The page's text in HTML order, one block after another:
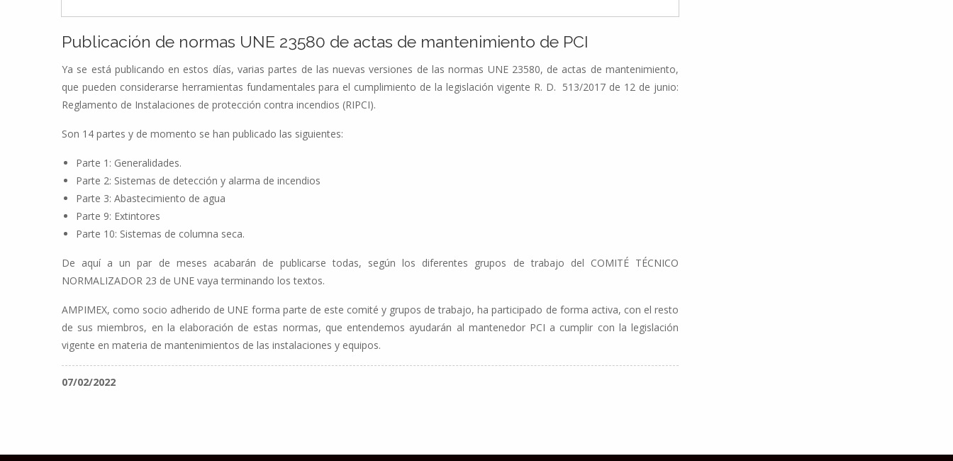
Publicación de normas UNE 23580 de actas de mantenimiento de PCI
Ya se está publicando en estos días, varias partes de las nuevas versiones de las normas UNE 23580, de actas de mantenimiento,
que pueden considerarse herramientas fundamentales para el cumplimiento de la legislación vigente R. D. 513/2017 de 12 de junio:
Reglamento de Instalaciones de protección contra incendios (RIPCI).
Son 14 partes y de momento se han publicado las siguientes:
Parte 1: Generalidades.
Parte 2: Sistemas de detección y alarma de incendios
Parte 3: Abastecimiento de agua
Parte 9: Extintores
Parte 10: Sistemas de columna seca.
De aquí a un par de meses acabarán de publicarse todas, según los diferentes grupos de trabajo del COMITÉ TÉCNICO
NORMALIZADOR 23 de UNE vaya terminando los textos.
AMPIMEX, como socio adherido de UNE forma parte de este comité y grupos de trabajo, ha participado de forma activa, con el resto
de sus miembros, en la elaboración de estas normas, que entendemos ayudarán al mantenedor PCI a cumplir con la legislación
vigente en materia de mantenimientos de las instalaciones y equipos.
07/02/2022